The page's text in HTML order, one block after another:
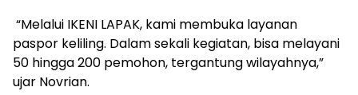
‎ “Melalui IKENI LAPAK, kami membuka layanan
paspor keliling. Dalam sekali kegiatan, bisa melayani
50 hingga 200 pemohon, tergantung wilayahnya,”
ujar Novrian.